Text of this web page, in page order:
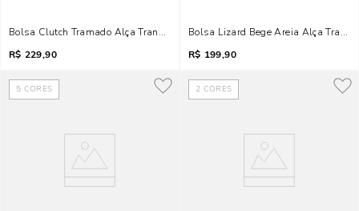
Bolsa Clutch Tramado Alça Transversal Bege Areia
R$ 229,90
Bolsa Lizard Bege Areia Alça
R$ 199,90
5 CORES 2 CORES